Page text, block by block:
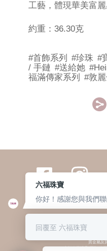
工藝，體現華美富麗
約重：36.30克
#首飾系列 #珍珠 #
/ 手鏈 #送給她
福滿傳家系列
#敦

繁體 |
© 六福集團 版權所
貴金屬及
(六福企業禮品(國際)有
六福珠寶
你好！感謝您與我們聯
回覆至 六福珠寶